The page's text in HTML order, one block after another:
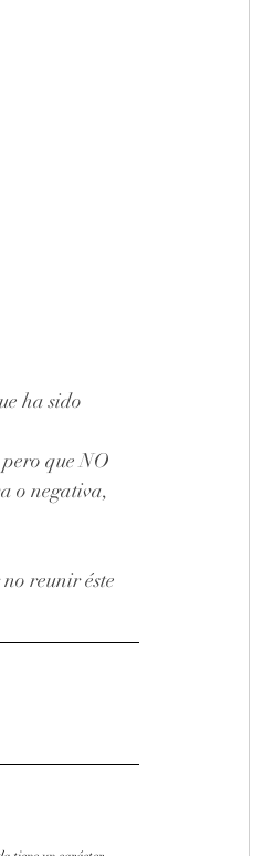
ha sido
que NO
o negativa,
reunir éste